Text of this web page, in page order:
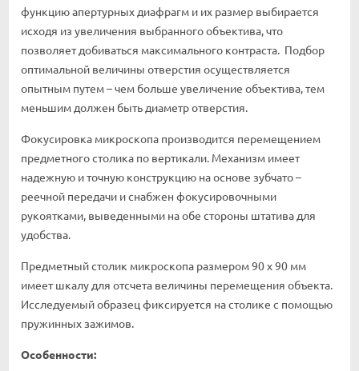
функцию апертурных диафрагм и их размер выбирается
исходя из увеличения выбранного объектива, что
позволяет добиваться максимального контраста. Подбор
оптимальной величины отверстия осуществляется
опытным путем – чем больше увеличение объектива, тем
меньшим должен быть диаметр отверстия.
Фокусировка микроскопа производится перемещением
предметного столика по вертикали. Механизм имеет
надежную и точную конструкцию на основе зубчато –
реечной передачи и снабжен фокусировочными
рукоятками, выведенными на обе стороны штатива для
удобства.
Предметный столик микроскопа размером 90 х 90 мм
имеет шкалу для отсчета величины перемещения объекта.
Исследуемый образец фиксируется на столике с помощью
пружинных зажимов.
Особенности: